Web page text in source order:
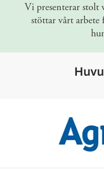
Vi presenterar stolt
stöttar vårt arbete